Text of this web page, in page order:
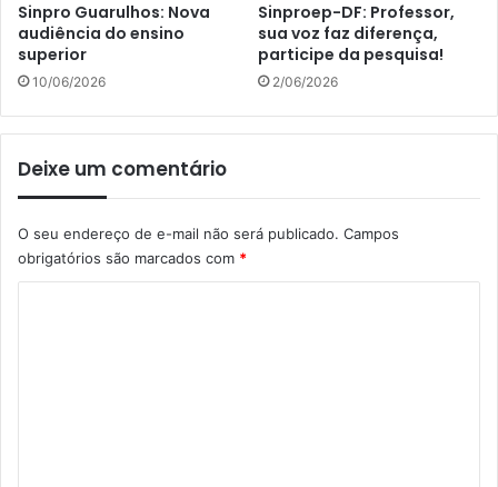
Sinpro Guarulhos: Nova
audiência do ensino
superior
10/06/2026
Sinproep-DF: Professor,
sua voz faz diferença,
participe da pesquisa!
2/06/2026
Deixe um comentário
O seu endereço de e-mail não será publicado. Campos
obrigatórios são marcados com *